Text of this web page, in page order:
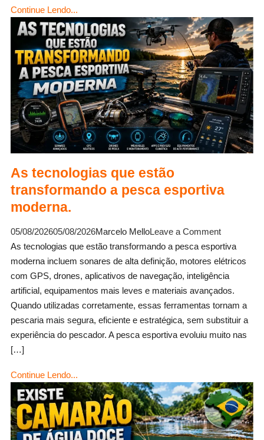
Continue Lendo...
As tecnologias que estão
transformando a pesca esportiva
moderna.
05/08/202605/08/2026Marcelo MelloLeave a Commenton
As
tecnologias
que
estão
a
pesca
As tecnologias que estão transformando a pesca esportiva
moderna incluem sonares de alta definição, motores elétricos
com GPS, drones, aplicativos de navegação, inteligência
artificial, equipamentos mais leves e materiais avançados.
Quando utilizadas corretamente, essas ferramentas tornam a
pescaria mais segura, eficiente e estratégica, sem substituir a
experiência do pescador. A pesca esportiva evoluiu muito nas
[…]
Continue Lendo...